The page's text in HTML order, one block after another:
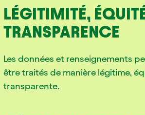
LÉGITIMITÉ,
TRANSPARENCE
Les données et renseignements
être traités de manière légitime,
transparente.